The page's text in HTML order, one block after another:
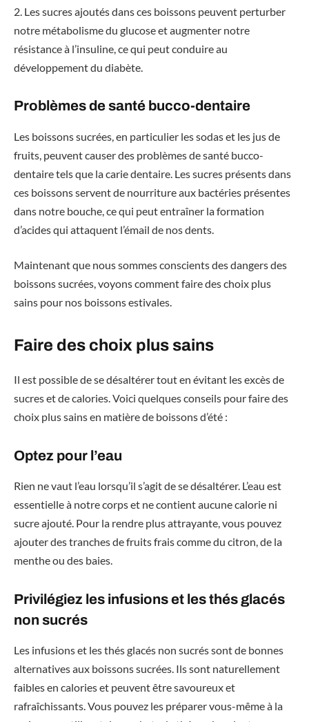
2. Les sucres ajoutés dans ces boissons peuvent perturber
notre métabolisme du glucose et augmenter notre
résistance à l’insuline, ce qui peut conduire au
développement du diabète.
Problèmes de santé bucco-dentaire
Les boissons sucrées, en particulier les sodas et les jus de
fruits, peuvent causer des problèmes de santé bucco-
dentaire tels que la carie dentaire. Les sucres présents dans
ces boissons servent de nourriture aux bactéries présentes
dans notre bouche, ce qui peut entraîner la formation
d’acides qui attaquent l’émail de nos dents.
Maintenant que nous sommes conscients des dangers des
boissons sucrées, voyons comment faire des choix plus
sains pour nos boissons estivales.
Faire des choix plus sains
Il est possible de se désaltérer tout en évitant les excès de
sucres et de calories. Voici quelques conseils pour faire des
choix plus sains en matière de boissons d’été :
Optez pour l’eau
Rien ne vaut l’eau lorsqu’il s’agit de se désaltérer. L’eau est
essentielle à notre corps et ne contient aucune calorie ni
sucre ajouté. Pour la rendre plus attrayante, vous pouvez
ajouter des tranches de fruits frais comme du citron, de la
menthe ou des baies.
Privilégiez les infusions et les thés glacés
non sucrés
Les infusions et les thés glacés non sucrés sont de bonnes
alternatives aux boissons sucrées. Ils sont naturellement
faibles en calories et peuvent être savoureux et
rafraîchissants. Vous pouvez les préparer vous-même à la